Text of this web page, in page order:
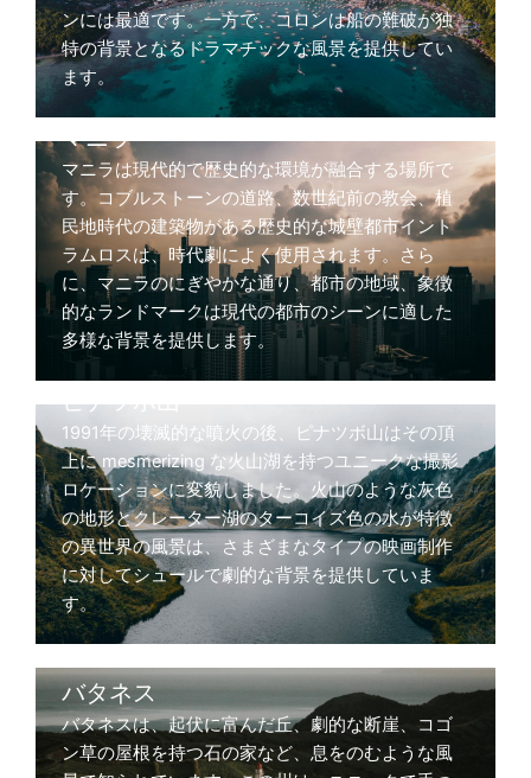
ンには最適です。一方で、コロンは船の難破が独
特の背景となるドラマチックな風景を提供してい
ます。
マニラ
マニラは現代的で歴史的な環境が融合する場所で
す。コブルストーンの道路、数世紀前の教会、植
民地時代の建築物がある歴史的な城壁都市イント
ラムロスは、時代劇によく使用されます。さら
に、マニラのにぎやかな通り、都市の地域、象徴
的なランドマークは現代の都市のシーンに適した
多様な背景を提供します。
ピナツボ山
1991年の壊滅的な噴火の後、ピナツボ山はその頂
上に mesmerizing な火山湖を持つユニークな撮影
ロケーションに変貌しました。火山のような灰色
の地形とクレーター湖のターコイズ色の水が特徴
の異世界の風景は、さまざまなタイプの映画制作
に対してシュールで劇的な背景を提供していま
す。
バタネス
バタネスは、起伏に富んだ丘、劇的な断崖、コゴ
ン草の屋根を持つ石の家など、息をのむような風